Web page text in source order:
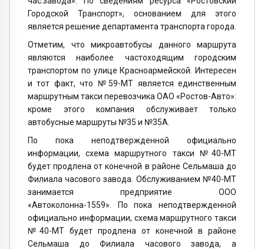
Городской Транспорт», основанием для этого
является решение департамента транспорта города.
Отметим, что микроавтобусы данного маршрута
являются наиболее частоходящим городским
транспортом по улице Красноармейской. Интересен
и тот факт, что №59-МТ является единственным
маршрутным такси перевозчика ОАО «Ростов-Авто»:
кроме этого компания обслуживает только
автобусные маршруты №35 и №35А.
По пока неподтвержденной официально
информации, схема маршрутного такси №40-МТ
будет продлена от конечной в районе Сельмаша до
Филиала часового завода. Обслуживанием №40-МТ
занимается предприятие ООО
«Автоколонна-1559». По пока неподтвержденной
официально информации, схема маршрутного такси
№40-МТ будет продлена от конечной в районе
Сельмаша до Филиала часового завода, а